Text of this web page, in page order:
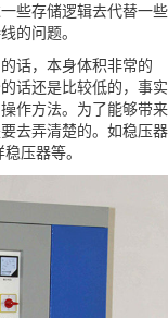
些存储逻辑去代替一些
的问题。
话，本身体积非常的
话还是比较低的，事实
作方法。为了能够带来
去弄清楚的。如稳压器
压器等。